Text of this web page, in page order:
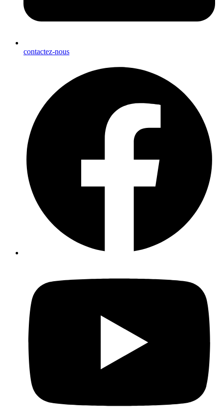
contactez-nous